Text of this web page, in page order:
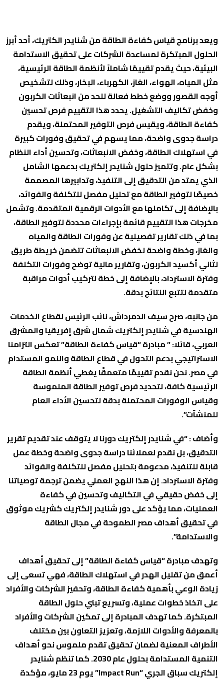
ويعد برنامج قياس كفاءة الطاقة من شنايدر الكتريك، أحد أبرز
الحلول المبتكرة لمساعدة الشركات على تحقيق الاستدامة
البيئية، حيث يقدم تقييمًا شاملاً لأنظمة الطاقة الرئيسية،
مثل المياه، الهواء، الغاز، الكهرباء، البخار، وذلك لتشخيص
أوجه القصور ووضع خطط فعالة للحد من انبعاثات الكربون
وخفض تكاليف التشغيل. يحدد هذا التقييم فرص تحسين
كفاءة الطاقة، ويقيس فرص التوفير المحتملة، ويقدم
دراسة جدوى واضحة، مما يسهم في تحقيق وفورات كبيرة
في استهلاك الطاقة، وخفض الانبعاثات، وتحسين أداء النظام
بشكل عام. وتتميز حلول شنايدر إلكتريك بدعمها الشامل
الذي يمتد من التدقيق إلى التنفيذ، وتدابيرها المصممة
خصيصًا لتوفير الطاقة مع تحليل مفصل للتكلفة والفوائد،
بالإضافة إلى تكاملها مع الأدوات الرقمية المتقدمة. وتشمل
مخرجات هذا التقييم قائمة بإجراءات محددة لتوفير الطاقة،
بما في ذلك تقارير تفصيلية عن وفورات الطاقة والمياه
والغاز، وخطة واضحة لخفض الانبعاثات تتضمن خريطة طريق
لثاني أكسيد الكربون، وتقارير مالية توضح وفورات التكلفة
وفترة الاسترداد، بالإضافة إلى خطة لتركيب أدوات مراقبة
متقدمة لتتبع النتائج بدقة.
من جانبه، صرح سيف الدمرداش، نائب الرئيس لقطاع الخدمات
الهندسية في شنايدر إلكتريك شمال شرق إفريقيا والمشرق
العربي، قائلاً: ” مبادرة “قياس كفاءة الطاقة” تعكس التزامنا
الاستراتيجي بدعم التحول في قطاع الطاقة والنمو المستدام
في مصر. نحن نقدم تقييمًا متعمقًا يغطي أنظمة الطاقة
الرئيسية كافة، لتحديد فرص توفير الطاقة الملموسة
وقياس الوفورات المحتملة بدقة لتحسين الأداء العام
للمنشآت”.
وأضاف : “في شنايدر إلكتريك دورنا لا يتوقف عند تقديم تقرير
التدقيق، بل نقدم لعملائنا دراسة جدوى واضحة وخطة عمل
قابلة للتنفيذ، مدعومة بتحليل مفصل للتكلفة والفوائد
وفترة الاسترداد. إن هذا النهج العملي يضمن ترجمة توصياتنا
إلى خفض حقيقي في التكاليف وتحسين في كفاءة
العمليات، مما يؤكد على دور شنايدر إلكتريك كشريك موثوق
في تحقيق أهداف مصر الطموحة في مجال الطاقة
والاستدامة”.
وتهدف مبادرة “قياس كفاءة الطاقة” إلى تحقيق أهداف
أعمق من تقليل الهدر في استهلاك الطاقة، فهي تسعى إلى
زيادة الوعي بأهمية كفاءة الطاقة، وتحفيز الشركات والأفراد
على اتخاذ خطوات عملية، وتسريع تبني حلول الطاقة
المبتكرة. كما تهدف المبادرة إلى تمكين الشركات والأفراد
بالمعرفة والأدوات اللازمة، وتعزيز التعاون بين مختلف
الأطراف المعنية لضمان تحقيق تقدم ملموس نحو أهداف
التنمية المستدامة بحلول عام 2030. كما تنظم شنايدر
إلكتريك سباق الجري “Impact Run” يوم 23 مايو، مؤكدة